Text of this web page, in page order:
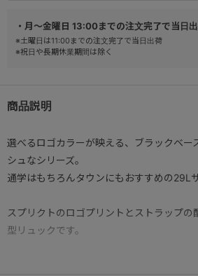
・月～金曜日 13:00までの注文完了で当日
※土曜日は11:00までの注文完了で当日出荷
※祝日や長期休業期間は除く
商品説明
選べるロゴカラーが映える、ブラックベー
シュなシリーズ。
通学はもちろんタウンにもおすすめの29Lサ
スプリクトのロゴプリントとストラップの
型リュックです。